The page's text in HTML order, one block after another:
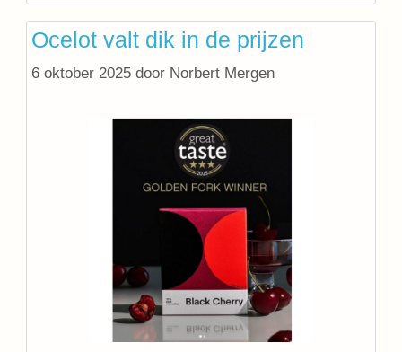
Ocelot valt dik in de prijzen
6 oktober 2025 door Norbert Mergen